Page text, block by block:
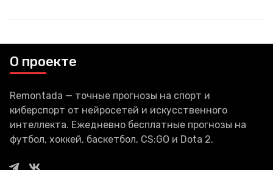
О проекте
Remontada — точные прогнозы на спорт и
киберспорт от нейросетей и искусственного
интеллекта. Ежедневно бесплатные прогнозы на
футбол, хоккей, баскетбол, CS:GO и Dota 2.